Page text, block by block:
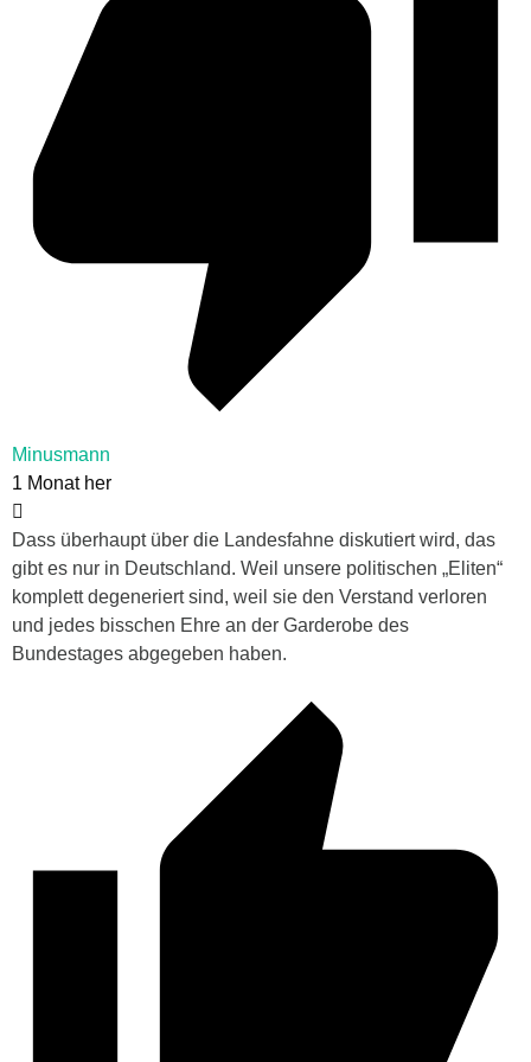
Minusmann
1 Monat her
Dass überhaupt über die Landesfahne diskutiert wird, das
gibt es nur in Deutschland. Weil unsere politischen „Eliten“
komplett degeneriert sind, weil sie den Verstand verloren
und jedes bisschen Ehre an der Garderobe des
Bundestages abgegeben haben.